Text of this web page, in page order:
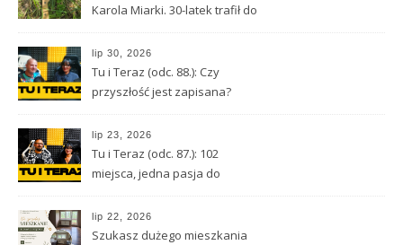
Karola Miarki. 30-latek trafił do
lip 30, 2026
Tu i Teraz (odc. 88.): Czy
przyszłość jest zapisana?
astrologii i przeznaczeniu
lip 23, 2026
Tu i Teraz (odc. 87.): 102
miejsca, jedna pasja do
lip 22, 2026
Szukasz dużego mieszkania